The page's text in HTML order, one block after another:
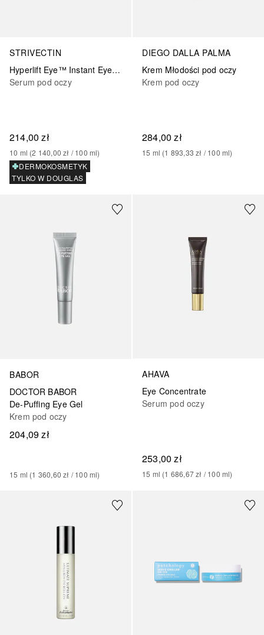
STRIVECTIN
Hyperlift Eye™ Instant Eye Fix
Serum pod oczy
214,00 zł
10 ml (2 140,00 zł / 100 ml)
DERMOKOSMETYK
TYLKO W DOUGLAS
DIEGO DALLA PALMA
Krem Młodości pod oczy
Krem pod oczy
284,00 zł
15 ml (1 893,33 zł / 100 ml)
BABOR
DOCTOR BABOR
De-Puffing Eye Gel
Krem pod oczy
204,09 zł
15 ml (1 360,60 zł / 100 ml)
AHAVA
Eye Concentrate
Serum pod oczy
253,00 zł
15 ml (1 686,67 zł / 100 ml)